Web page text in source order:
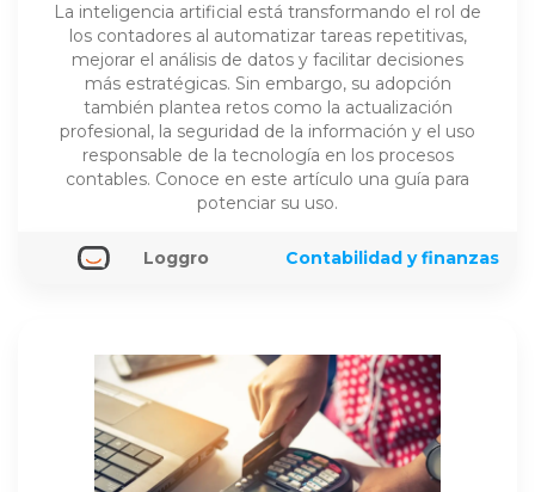
La inteligencia artificial está transformando el rol de
los contadores al automatizar tareas repetitivas,
mejorar el análisis de datos y facilitar decisiones
más estratégicas. Sin embargo, su adopción
también plantea retos como la actualización
profesional, la seguridad de la información y el uso
responsable de la tecnología en los procesos
contables. Conoce en este artículo una guía para
potenciar su uso.
Loggro Contabilidad y finanzas